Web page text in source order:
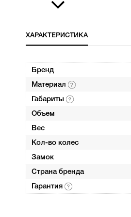
ХАРАКТЕРИСТИКА
Бренд
Материал
Габариты
Объем
Вес
Кол-во колес
Замок
Страна бренда
Гарантия